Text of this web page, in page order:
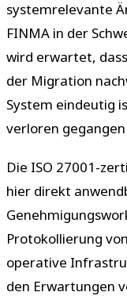
systemrelevante
FINMA in der
wird erwartet,
der Migration
System eindeutig
verloren
Die ISO 27001-
hier direkt
Protokollierung
operative
den Erwartungen